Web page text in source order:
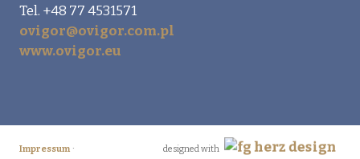
Tel. +48 77 4531571
ovigor@ovigor.com.pl
www.ovigor.eu
Impressum · designed with